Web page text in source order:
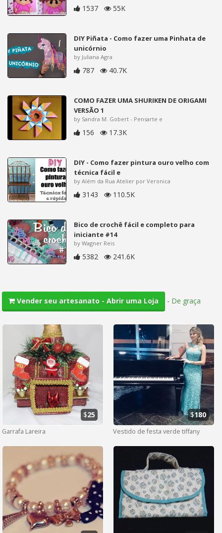
1537 55K
DIY Piñata - Como fazer uma Pinhata de
unicórnio
by Juliana Agra
787 40.7K
COMO FAZER UMA SHURIKEN DE ORIGAMI
VERSÃO 1
by Sandra M. Gobert - Pensarte e
156 17.3K
DIY - Como fazer pintura ouro velho com
técnica fácil e
by Além da Rua Atelier por Veronica
3143 110.5K
Bico de crochê fácil e completo para
iniciante #14
by Wagner Reis
5382 241.6K
Vender seu artesanato - Abrir uma Loja - De graça
Garrafa Lareira
$25
Vestido de festa verde tiffany
$180